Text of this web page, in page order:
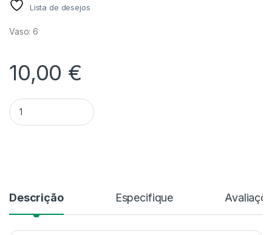
Lista de desejos
Vaso: 6
10,00 €
Quantidade Alocasia Gageana Albo Variegata
Descrição Especifique